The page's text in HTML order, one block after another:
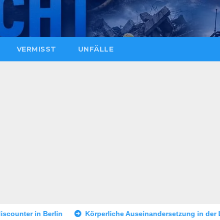
VERMISST UNFÄLLE
Körperliche Auseinandersetzung in der Landshuter Altstadt